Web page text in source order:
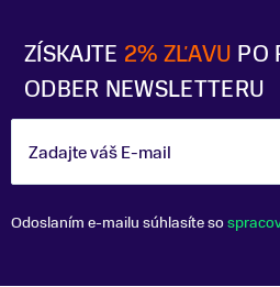
ZÍSKAJTE 2% ZĽAVU PO
ODBER NEWSLETTERU
Zadajte váš E-mail
Odoslaním e-mailu súhlasíte so